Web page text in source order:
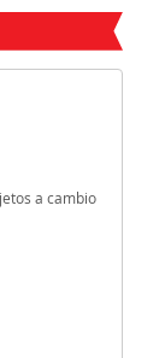
a cambio